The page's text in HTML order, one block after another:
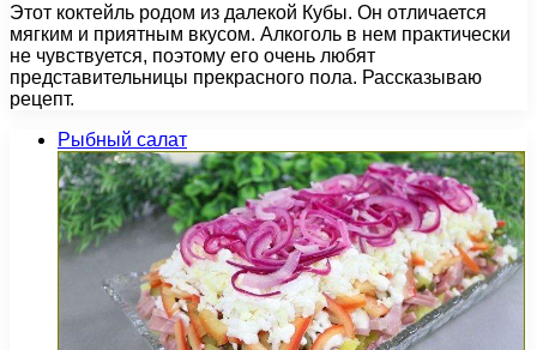
Этот коктейль родом из далекой Кубы. Он отличается
мягким и приятным вкусом. Алкоголь в нем практически
не чувствуется, поэтому его очень любят
представительницы прекрасного пола. Рассказываю
рецепт.
Рыбный салат